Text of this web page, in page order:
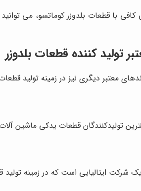
با قطعات بلدوزر کوماتسو، می
تولید کننده قطعات بلدوزر
معتبر دیگری نیز در زمینه تولید